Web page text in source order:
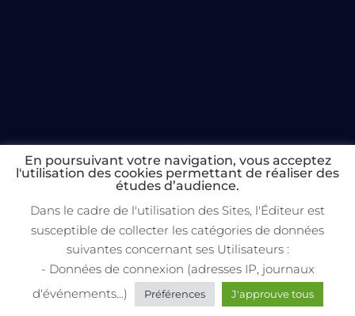
En poursuivant votre navigation, vous acceptez
l'utilisation des cookies permettant de réaliser des
études d’audience.
Dans le cadre de l'utilisation des Sites, l'Éditeur est
susceptible de collecter les catégories de données
suivantes concernant ses Utilisateurs :
- Données de connexion (adresses IP, journaux
d'événements...)
Préférences J'approuve tous